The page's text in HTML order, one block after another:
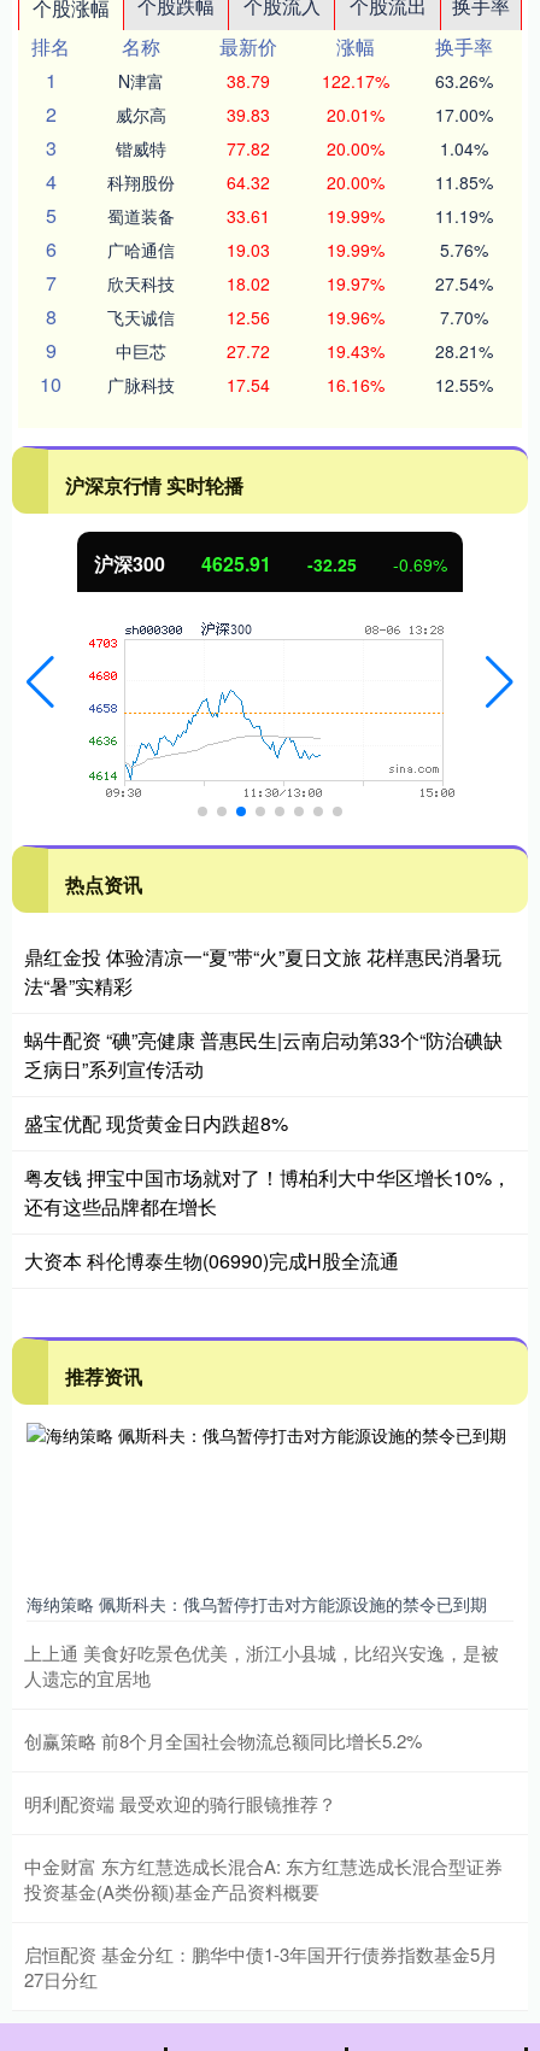
个股涨幅
排名
名称 最新价 涨幅
换手率
1
N津富 38.79 122.17% 63.26%
2 威尔高 39.83 20.01% 17.00%
3 锴威特 77.82 20.00% 1.04%
4 科翔股份 64.32 20.00% 11.85%
5 蜀道装备 33.61 19.99% 11.19%
6 广哈通信 19.03 19.99% 5.76%
7 欣天科技 18.02 19.97% 27.54%
8 飞天诚信 12.56 19.96% 7.70%
9 中巨芯 27.72 19.43% 28.21%
10 广脉科技 17.54 16.16% 12.55%
沪深京行情 实时轮播
沪深300 4625.91 -32.25 -0.69%
热点资讯
鼎红金投 体验清凉一“夏”带“火”夏日文旅 花样惠民消暑玩
法“暑”实精彩
蜗牛配资 “碘”亮健康 普惠民生|云南启动第33个“防治碘缺
乏病日”系列宣传活动
盛宝优配 现货黄金日内跌超8%
粤友钱 押宝中国市场就对了！博柏利大中华区增长10%，
还有这些品牌都在增长
大资本 科伦博泰生物(06990)完成H股全流通
推荐资讯
海纳策略 佩斯科夫：俄乌暂停打击对方能源设施的禁令已到期
上上通 美食好吃景色优美，浙江小县城，比绍兴安逸，是被
人遗忘的宜居地
创赢策略 前8个月全国社会物流总额同比增长5.2%
明利配资端 最受欢迎的骑行眼镜推荐？
中金财富 东方红慧选成长混合A: 东方红慧选成长混合型证券
投资基金(A类份额)基金产品资料概要
启恒配资 基金分红：鹏华中债1-3年国开行债券指数基金5月
27日分红